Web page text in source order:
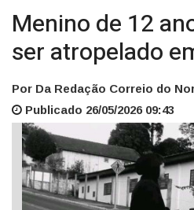
Menino de 12
ser atropelado
Por Da Redação Correio do
Publicado 26/05/2026 09:43